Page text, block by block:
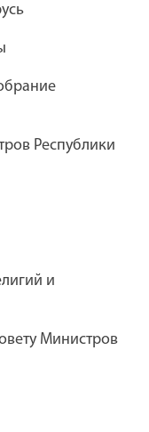
Республики
и
Министров